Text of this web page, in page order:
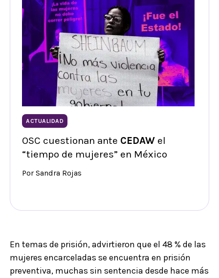
ACTUALIDAD
OSC cuestionan ante CEDAW el
“tiempo de mujeres” en México
Por Sandra Rojas
En temas de prisión, advirtieron que el 48 % de las
mujeres encarceladas se encuentra en prisión
preventiva, muchas sin sentencia desde hace más